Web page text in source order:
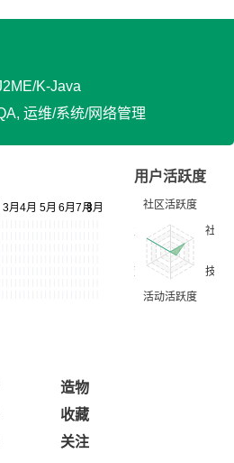
K-Java
运维/系统/网络管理
用户活跃度
造物
收藏
关注